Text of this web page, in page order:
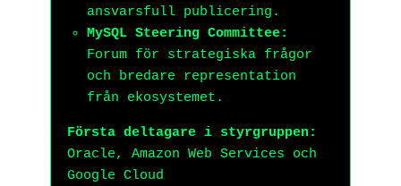
ansvarsfull publicering.
MySQL Steering Committee:
Forum för strategiska frågor
och bredare representation
från ekosystemet.
Första deltagare i styrgruppen:
Oracle, Amazon Web Services och
Google Cloud